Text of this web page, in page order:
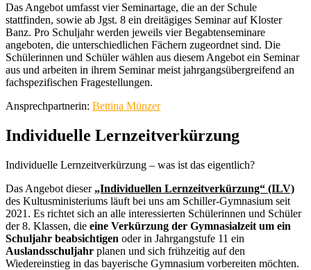
Das Angebot umfasst vier Seminartage, die an der Schule
stattfinden, sowie ab Jgst. 8 ein dreitägiges Seminar auf Kloster
Banz. Pro Schuljahr werden jeweils vier Begabtenseminare
angeboten, die unterschiedlichen Fächern zugeordnet sind. Die
Schülerinnen und Schüler wählen aus diesem Angebot ein Seminar
aus und arbeiten in ihrem Seminar meist jahrgangsübergreifend an
fachspezifischen Fragestellungen.
Ansprechpartnerin: Bettina Münzer
Individuelle Lernzeitverkürzung
Individuelle Lernzeitverkürzung – was ist das eigentlich?
Das Angebot dieser „Individuellen Lernzeitverkürzung“ (ILV)
des Kultusministeriums läuft bei uns am Schiller-Gymnasium seit
2021. Es richtet sich an alle interessierten Schülerinnen und Schüler
der 8. Klassen, die eine Verkürzung der Gymnasialzeit um ein
Schuljahr beabsichtigen oder in Jahrgangstufe 11 ein
Auslandsschuljahr planen und sich frühzeitig auf den
Wiedereinstieg in das bayerische Gymnasium vorbereiten möchten.